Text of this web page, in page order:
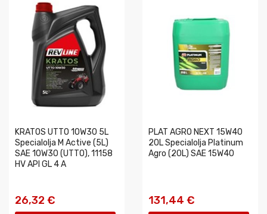
KRATOS UTTO 10W30 5L
Specialolja M Active (5L)
SAE 10W30 (UTTO), 11158
HV API GL 4 A
26,32 €
PLAT AGRO NEXT 15W40
20L Specialolja Platinum
Agro (20L) SAE 15W40
131,44 €